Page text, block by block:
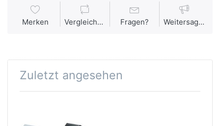
Merken Vergleichen Fragen? Weitersagen
Zuletzt angesehen